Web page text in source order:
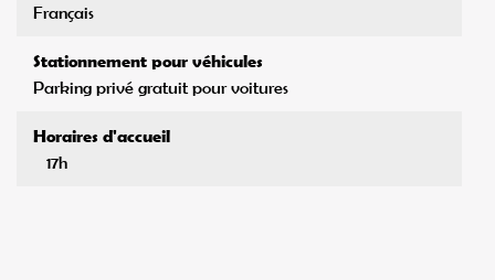
Français
Stationnement pour véhicules
Parking privé gratuit pour voitures
Horaires d'accueil
17h